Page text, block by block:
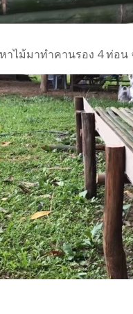
ไม้มาทำคานรอง 4 ท่อน